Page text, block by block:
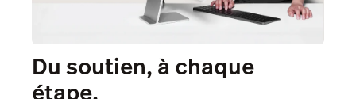
Du soutien, à chaque